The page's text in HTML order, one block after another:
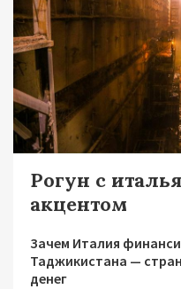
Рогун с
акцентом
Зачем Италия
Таджикистана —
денег